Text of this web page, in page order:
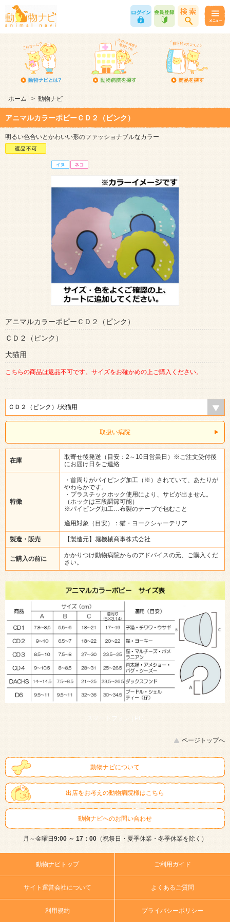
ホーム > 動物ナビ
アニマルカラーポピーＣＤ２（ピンク）
明るい色合いとかわいい形のファッショナブルなカラー
アニマルカラーポピーＣＤ２（ピンク）
ＣＤ２（ピンク）
犬猫用
こちらの商品は返品不可です。サイズをお確かめの上ご購入ください。
取扱い病院
在庫
取寄せ後発送（目安：2～10日営業日）※ご注文受付後
にお届け日をご連絡
特徴
・首周りがパイピング加工（※）されていて、あたりが
やわらかです。
・プラスチックホック使用により、サビが出ません。
（ホックは三段調節可能）
※パイピング加工…布製のテープで包むこと
適用対象（目安）：猫・ヨークシャーテリア
製造・販売 【製造元】堀機械商事株式会社
ご購入の前に
かかりつけ動物病院からのアドバイスの元、ご購入くだ
さい。
スマートフォン |
ページトップへ
動物ナビについて
出店をお考えの動物病院様はこちら
動物ナビへのお問い合わせ
月～金曜日9:00 ～ 17：00（祝祭日・夏季休業・冬季休業を除く）
動物ナビトップ ご利用ガイド
サイト運営会社について よくあるご質問
利用規約 プライバシーポリシー